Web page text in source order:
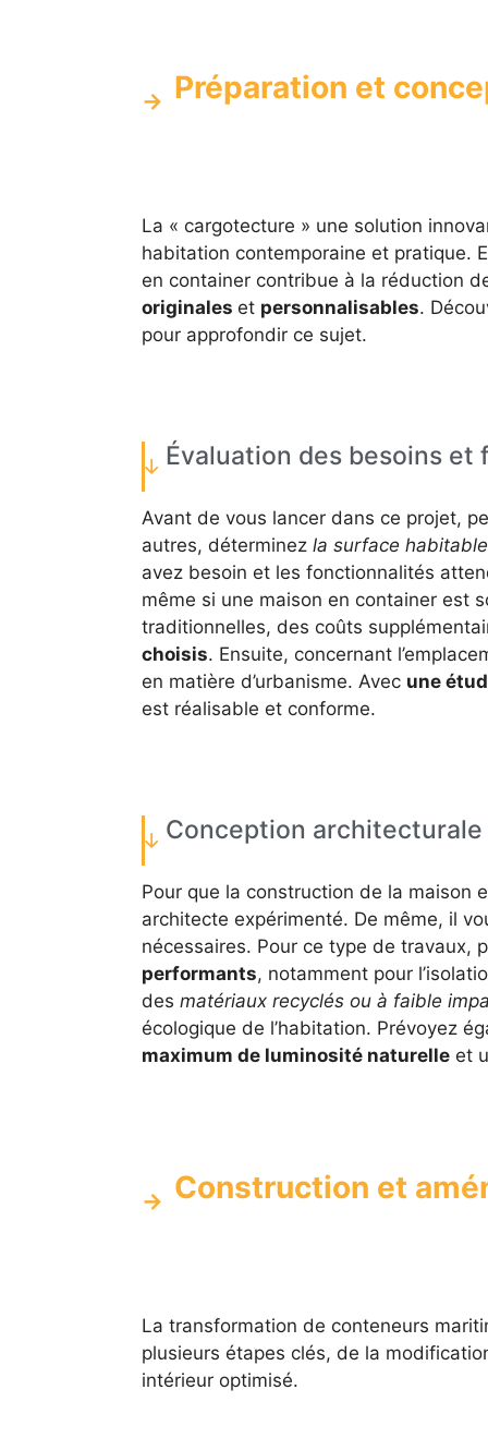
Préparation et
La « cargotecture » une solution
habitation contemporaine et pratique.
en container contribue à la réduction
originales et personnalisables.
pour approfondir ce sujet.
Évaluation des besoins et
Avant de vous lancer dans ce projet,
autres, déterminez la surface habitable
avez besoin et les fonctionnalités
même si une maison en container est
traditionnelles, des coûts
choisis. Ensuite, concernant
en matière d’urbanisme. Avec une
est réalisable et conforme.
Conception
Pour que la construction de la maison
architecte expérimenté. De même, il
nécessaires. Pour ce type de travaux,
performants, notamment pour
des matériaux recyclés ou à faible
écologique de l’habitation. Prévoyez
maximum de luminosité naturelleet
Construction et
La transformation de conteneurs
plusieurs étapes clés, de la
intérieur optimisé.